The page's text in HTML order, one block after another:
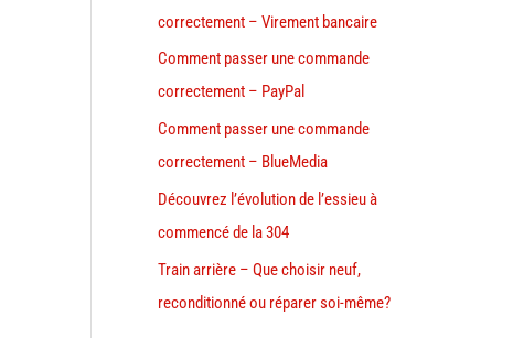
correctement – Virement bancaire
Comment passer une commande
correctement – PayPal
Comment passer une commande
correctement – BlueMedia
Découvrez l’évolution de l’essieu à
commencé de la 304
Train arrière – Que choisir neuf,
reconditionné ou réparer soi-même?